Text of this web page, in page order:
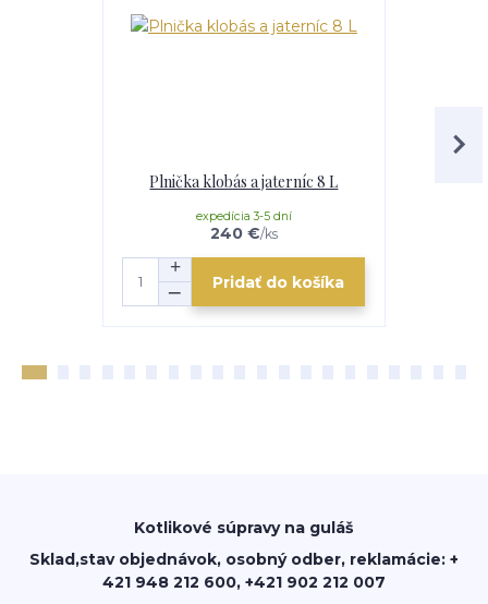
Plnička klobás a jaterníc 8 L
240 €/ks
expedícia 3-5 dní
Pridať do košíka
Kotlikové súpravy na guláš
Sklad,stav objednávok, osobný odber, reklamácie: +
421 948 212 600, +421 902 212 007